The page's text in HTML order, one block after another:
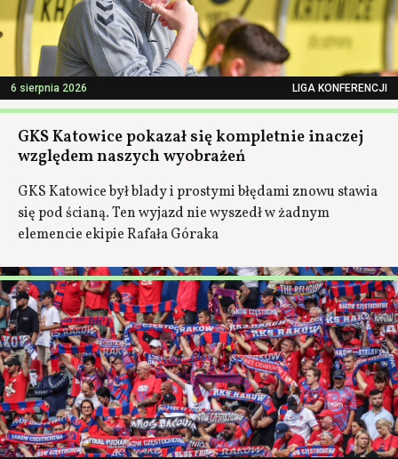
6 sierpnia 2026 LIGA KONFERENCJI
GKS Katowice pokazał się kompletnie inaczej
względem naszych wyobrażeń
GKS Katowice był blady i prostymi błędami znowu stawia
się pod ścianą. Ten wyjazd nie wyszedł w żadnym
elemencie ekipie Rafała Góraka